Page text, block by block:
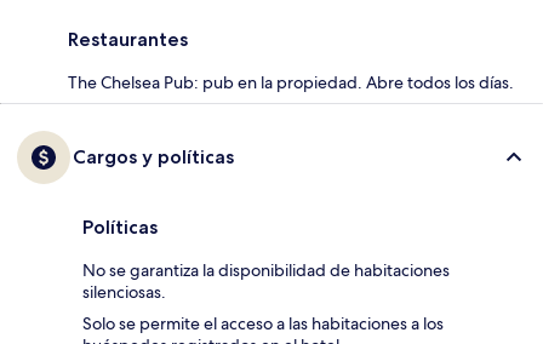
Restaurantes
The Chelsea Pub: pub en la propiedad. Abre todos los días.
Cargos y políticas
Políticas
No se garantiza la disponibilidad de habitaciones
silenciosas.
Solo se permite el acceso a las habitaciones a los